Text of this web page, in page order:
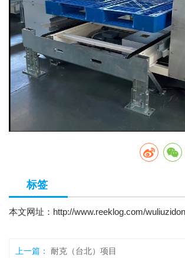
标签
本文网址： http://www.reeklog.com/
上一篇： 耐克（台北）项目